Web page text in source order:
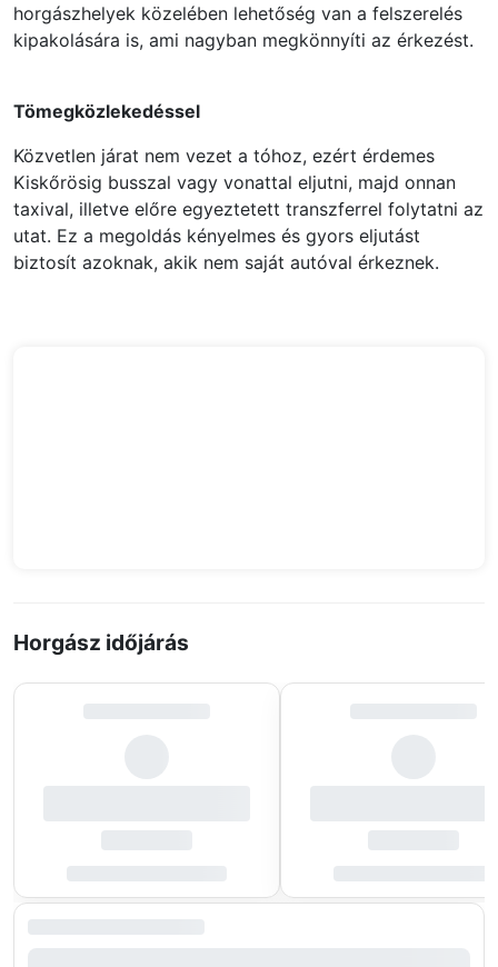
horgászhelyek közelében lehetőség van a felszerelés
kipakolására is, ami nagyban megkönnyíti az érkezést.
Tömegközlekedéssel
Közvetlen járat nem vezet a tóhoz, ezért érdemes
Kiskőrösig busszal vagy vonattal eljutni, majd onnan
taxival, illetve előre egyeztetett transzferrel folytatni az
utat. Ez a megoldás kényelmes és gyors eljutást
biztosít azoknak, akik nem saját autóval érkeznek.
Horgász időjárás